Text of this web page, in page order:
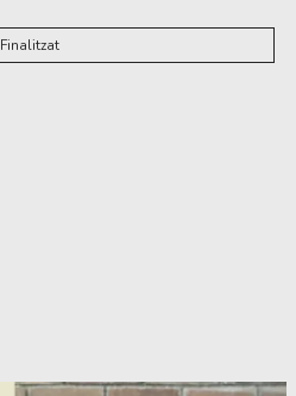
Finalitzat